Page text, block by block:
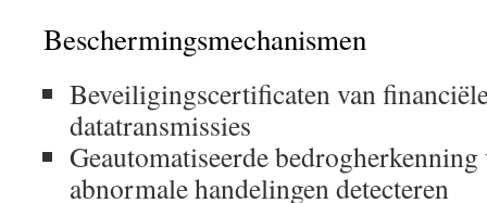
Beschermingsmechanismen
Beveiligingscertificaten van
datatransmissies
Geautomatiseerde
abnormale handelingen detecteren